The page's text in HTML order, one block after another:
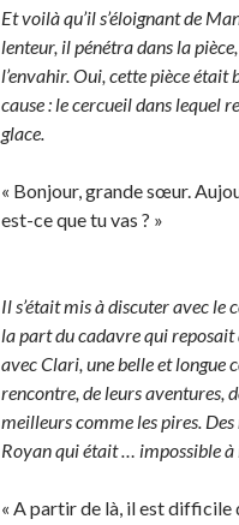
Et voilà qu’il s’éloignant de
lenteur, il pénétra dans la
l’envahir. Oui, cette pièce
cause : le cercueil dans
glace.
« Bonjour, grande sœur.
est-ce que tu vas ? »
Il s’était mis à discuter avec le
la part du cadavre qui
avec Clari, une belle et longue
rencontre, de leurs aventures,
meilleurs comme les pires.
Royan qui était … impossible à
« A partir de là, il est difficile